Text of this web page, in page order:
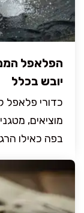
הפלאפל
יובש בכלל
כדורי פלאפל
מוציאים,
בפה כאילו